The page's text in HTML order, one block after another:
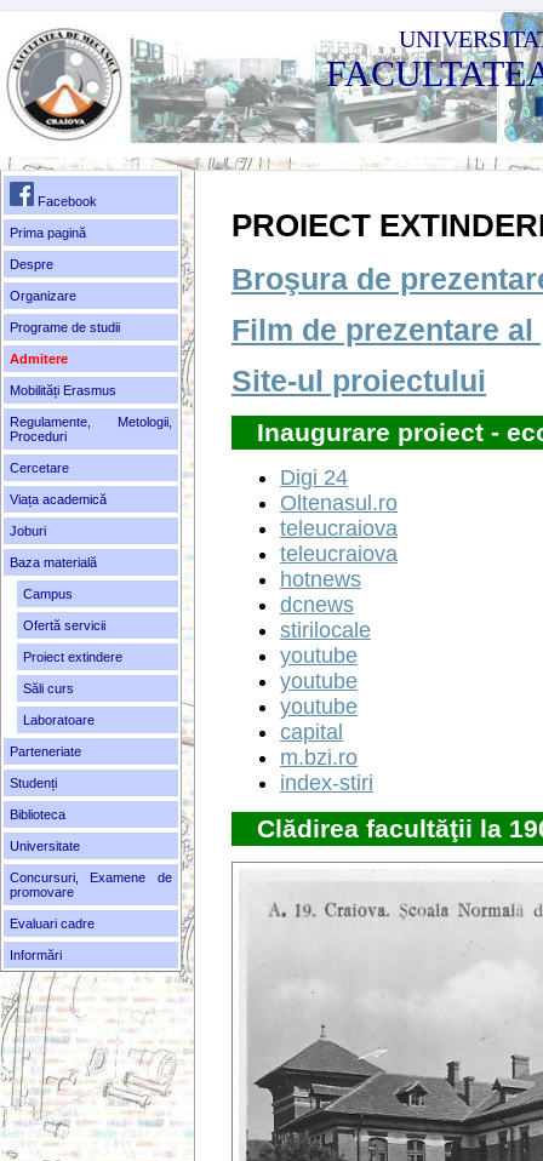
Facebook
Prima pagină
Despre
Organizare
Programe de studii
Admitere
Mobilități Erasmus
Regulamente, Metologii,
Proceduri
Cercetare
Viața academică
Joburi
Baza materială
Campus
Ofertă servicii
Proiect extindere
Săli curs
Laboratoare
Parteneriate
Studenți
Biblioteca
Universitate
Concursuri, Examene de
promovare
Evaluari cadre
Informări
PROIECT
Broşura de
Film de prezentare
Site-ul proiectului
Inaugurare proiect -
Digi 24
Oltenasul.ro
teleucraiova
teleucraiova
hotnews
dcnews
stirilocale
youtube
youtube
youtube
capital
m.bzi.ro
index-stiri
Clădirea facultăţii la